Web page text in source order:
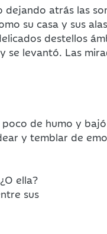
atrás las
su casa y sus
destellos
levantó. Las
de humo y
y temblar de
ella?
sus